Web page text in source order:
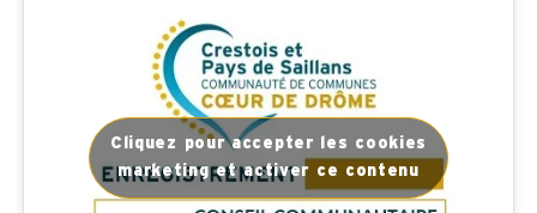
Cliquez pour accepter les cookies
marketing et activer ce contenu